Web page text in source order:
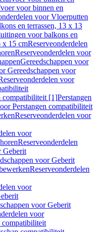
voor binnen en
voor Vloerputten
en terrassen, 13 x 13
voor balkons en
x 15 cmReserveonderdelen
Reserveonderdelen voor
Gereedschappen voor
Gereedschappen voor
voor
compatibiliteit [1]Perstangen
Perstangen compatibiliteit
Reserveonderdelen voor
voor
Reserveonderdelen
Geberit
voor Geberit
Reserveonderdelen
voor
voor Geberit
voor
compatibiliteit